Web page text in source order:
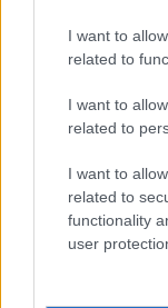
I want to
related to
I want to
related to
I want to
related to
functionality
user